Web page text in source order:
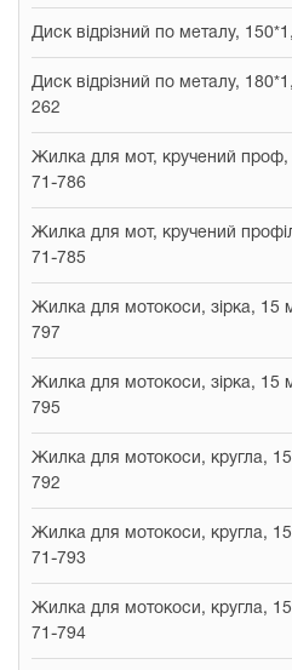
Диск відрізний по металу,
Диск відрізний по металу,
262
Жилка для мот, кручений
71-786
Жилка для мот, кручений
71-785
Жилка для мотокоси, зірка,
797
Жилка для мотокоси, зірка,
795
Жилка для мотокоси, кругла,
792
Жилка для мотокоси, кругла,
71-793
Жилка для мотокоси, кругла,
71-794